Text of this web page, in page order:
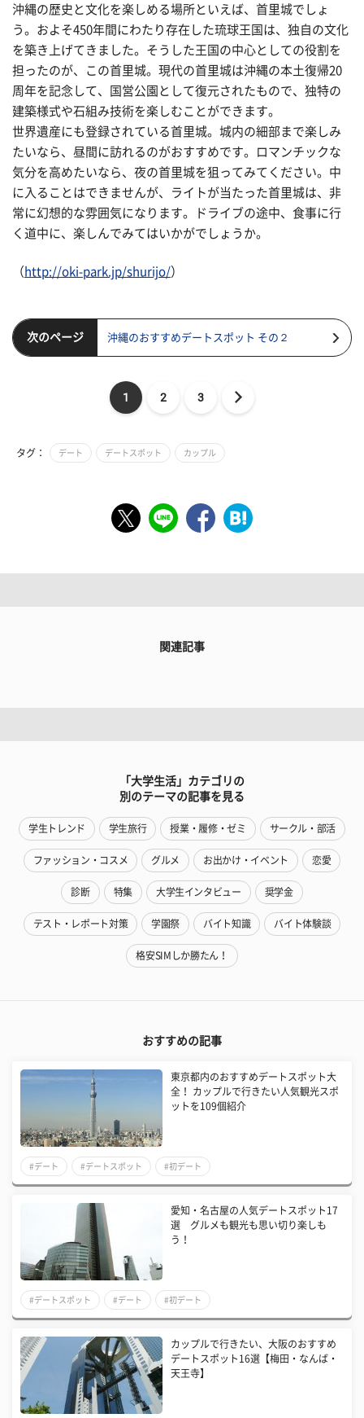
沖縄の歴史と文化を楽しめる場所といえば、首里城でしょ
う。およそ450年間にわたり存在した琉球王国は、独自の文化
を築き上げてきました。そうした王国の中心としての役割を
担ったのが、この首里城。現代の首里城は沖縄の本土復帰20
周年を記念して、国営公園として復元されたもので、独特の
建築様式や石組み技術を楽しむことができます。
世界遺産にも登録されている首里城。城内の細部まで楽しみ
たいなら、昼間に訪れるのがおすすめです。ロマンチックな
気分を高めたいなら、夜の首里城を狙ってみてください。中
に入ることはできませんが、ライトが当たった首里城は、非
常に幻想的な雰囲気になります。ドライブの途中、食事に行
く道中に、楽しんでみてはいかがでしょうか。
（ http://oki-park.jp/shurijo/）
次のページ 沖縄のおすすめデートスポット その２
1 2 3
タグ： デート デートスポット カップル
関連記事
「大学生活」カテゴリの
別のテーマの記事を見る
学生トレンド 学生旅行 授業・履修・ゼミ サークル・部活
ファッション・コスメ グルメ お出かけ・イベント 恋愛
診断 特集 大学生インタビュー 奨学金
テスト・レポート対策 学園祭 バイト知識 バイト体験談
格安SIMしか勝たん！
おすすめの記事
東京都内のおすすめデートスポット大
全！ カップルで行きたい人気観光スポ
ットを109個紹介
#デート #デートスポット #初デート
愛知・名古屋の人気デートスポット17
選 グルメも観光も思い切り楽しも
う！
#デートスポット #デート #初デート
カップルで行きたい、大阪のおすすめ
デートスポット16選【梅田・なんば・
天王寺】